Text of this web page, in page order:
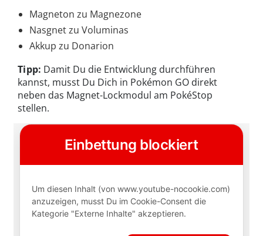
Magneton zu Magnezone
Nasgnet zu Voluminas
Akkup zu Donarion
Tipp: Damit Du die Entwicklung durchführen
kannst, musst Du Dich in Pokémon GO direkt
neben das Magnet-Lockmodul am PokéStop
stellen.